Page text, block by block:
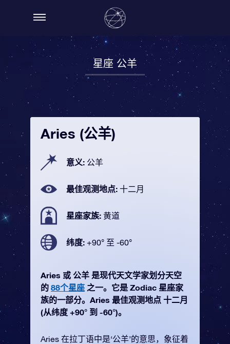
星座 公羊
Aries (公羊)
意义: 公羊
最佳观测地点: 十二月
星座家族: 黄道
纬度: +90° 至 -60°
Aries 或 公羊 是现代天文学家划分天空
的 88个星座 之一。它是 Zodiac 星座家
族的一部分。Aries 最佳观测地点 十二月
(从纬度 +90° 到 -60°)。
Aries 在拉丁语中是‘公羊’的意思，象征着